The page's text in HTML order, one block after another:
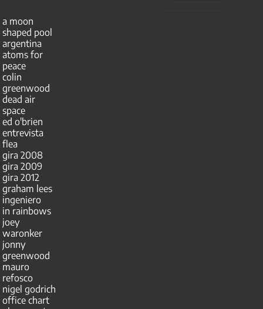
a moon
shaped pool
argentina
atoms for
peace
colin
greenwood
dead air
space
ed o'brien
entrevista
flea
gira 2008
gira 2009
gira 2012
graham lees
ingeniero
in rainbows
joey
waronker
jonny
greenwood
mauro
refosco
nigel godrich
office chart